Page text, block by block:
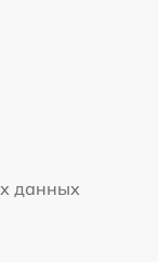
данных